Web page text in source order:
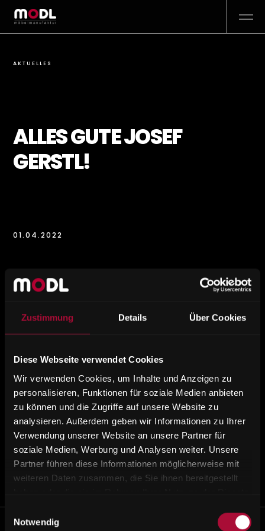
Zustimmung Details Über Cookies
Diese Webseite verwendet Cookies
Wir verwenden Cookies, um Inhalte und Anzeigen zu
personalisieren, Funktionen für soziale Medien anbieten
zu können und die Zugriffe auf unsere Website zu
analysieren. Außerdem geben wir Informationen zu Ihrer
Verwendung unserer Website an unsere Partner für
soziale Medien, Werbung und Analysen weiter. Unsere
Partner führen diese Informationen möglicherweise mit
weiteren Daten zusammen, die Sie ihnen bereitgestellt
Einwilligungsauswahl
Notwendig
AKTUELLES
ALLES GUTE JOSEF
GERSTL!
01.04.2022
ALLES GUTE JOSEF
GERSTL!
Namen der Firma Modl und der
gesamten Belegschaft alles Gute
für die Pensionierung und bedankt
sich für 13 Jahre Treue und
Zusammenarbeit!